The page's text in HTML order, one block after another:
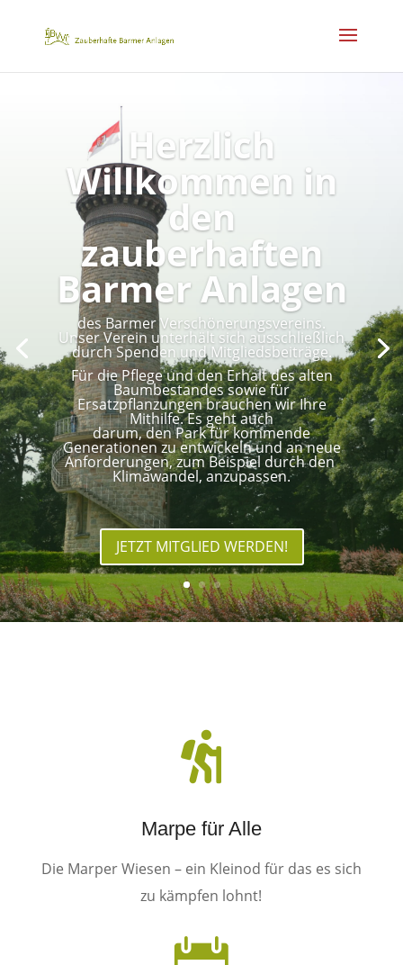
Herzlich
Willkommen in
den
zauberhaften
Barmer Anlagen
des Barmer Verschönerungsvereins.
Unser Verein unterhält sich ausschließlich
durch Spenden und Mitgliedsbeiträge.
Für die Pflege und den Erhalt des alten
Baumbestandes sowie für
Ersatzpflanzungen brauchen wir Ihre
Mithilfe. Es geht auch
darum, den Park für kommende
Generationen zu entwickeln und an neue
Anforderungen, zum Beispiel durch den
Klimawandel, anzupassen.
JETZT MITGLIED WERDEN!

Marpe für Alle
Die Marper Wiesen – ein Kleinod für das es sich
zu kämpfen lohnt!